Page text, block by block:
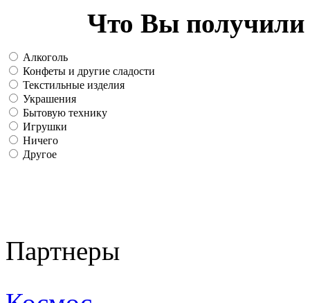
Что Вы получили
Алкоголь
Конфеты и другие сладости
Текстильные изделия
Украшения
Бытовую технику
Игрушки
Ничего
Другое
Партнеры